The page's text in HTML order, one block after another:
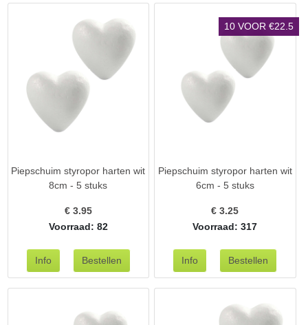
Piepschuim styropor harten wit
8cm - 5 stuks
€ 3.95
Voorraad: 82
10 VOOR €22.5
Piepschuim styropor harten wit
6cm - 5 stuks
€3.25
Voorraad: 317